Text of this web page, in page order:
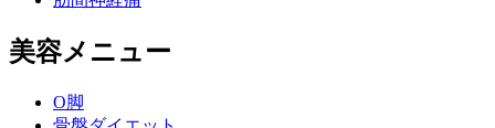
美容メニュー
O脚